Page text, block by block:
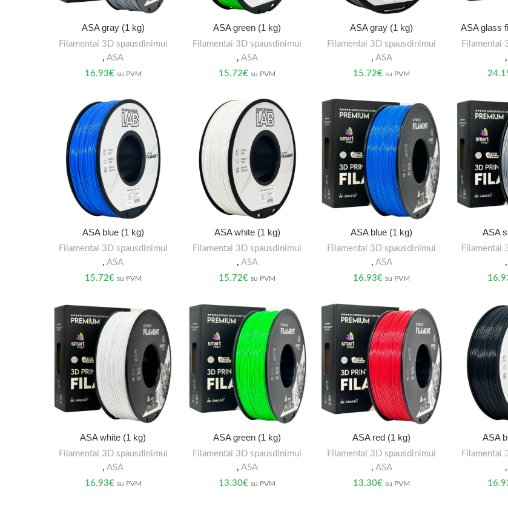
ASA gray (1 kg)
Filamentai 3D spausdinimui
,ASA
16.93€ su PVM
ASA green (1 kg)
Filamentai 3D spausdinimui
, ASA
15.72€ su PVM
ASA gray (1 kg)
Filamentai 3D spausdinimui
, ASA
15.72€ su PVM
ASA glass
Filamentai
ASA blue (1 kg)
Filamentai 3D spausdinimui
,ASA
15.72€ su PVM
ASA white (1 kg)
Filamentai 3D spausdinimui
, ASA
15.72€ su PVM
ASA blue (1 kg)
Filamentai 3D spausdinimui
, ASA
16.93€ su PVM
ASA
Filamentai
ASA white (1 kg)
Filamentai 3D spausdinimui
,ASA
16.93€ su PVM
ASA green (1 kg)
Filamentai 3D spausdinimui
, ASA
13.30€ su PVM
ASA red (1 kg)
Filamentai 3D spausdinimui
, ASA
13.30€ su PVM
ASA
Filamentai